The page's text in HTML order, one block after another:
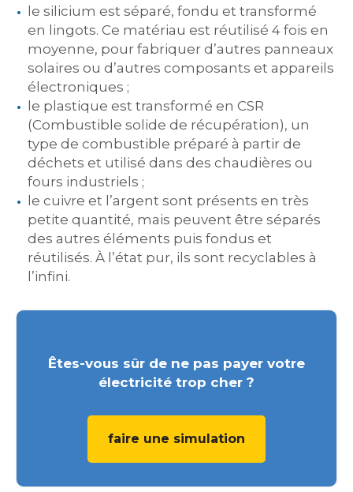
le silicium est séparé, fondu et transformé
en lingots. Ce matériau est réutilisé 4 fois en
moyenne, pour fabriquer d’autres panneaux
solaires ou d’autres composants et appareils
électroniques ;
le plastique est transformé en CSR
(Combustible solide de récupération), un
type de combustible préparé à partir de
déchets et utilisé dans des chaudières ou
fours industriels ;
le cuivre et l’argent sont présents en très
petite quantité, mais peuvent être séparés
des autres éléments puis fondus et
réutilisés. À l’état pur, ils sont recyclables à
l’infini.
Êtes-vous sûr de ne pas payer votre
électricité trop cher ?
faire une simulation